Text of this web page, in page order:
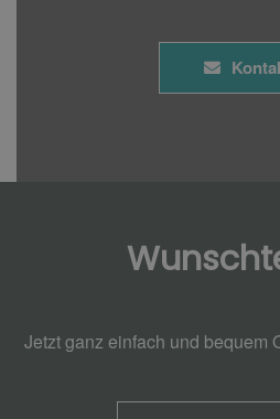
Jetzt ganz einfach und bequem